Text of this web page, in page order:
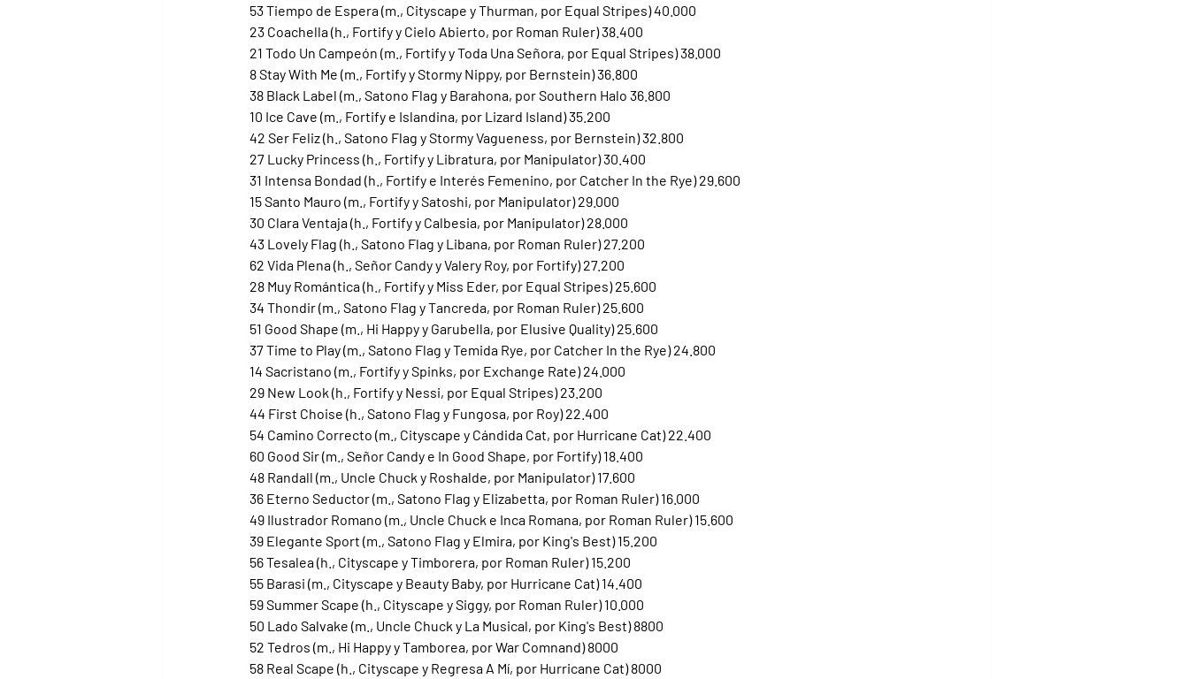
53 Tiempo de Espera (m., Cityscape y Thurman, por Equal Stripes) 40.000
23 Coachella (h., Fortify y Cielo Abierto, por Roman Ruler) 38.400
21 Todo Un Campeón (m., Fortify y Toda Una Señora, por Equal Stripes) 38.000
8 Stay With Me (m., Fortify y Stormy Nippy, por Bernstein) 36.800
38 Black Label (m., Satono Flag y Barahona, por Southern Halo 36.800
10 Ice Cave (m., Fortify e Islandina, por Lizard Island) 35.200
42 Ser Feliz (h., Satono Flag y Stormy Vagueness, por Bernstein) 32.800
27 Lucky Princess (h., Fortify y Libratura, por Manipulator) 30.400
31 Intensa Bondad (h., Fortify e Interés Femenino, por Catcher In the Rye) 29.600
15 Santo Mauro (m., Fortify y Satoshi, por Manipulator) 29.000
30 Clara Ventaja (h., Fortify y Calbesia, por Manipulator) 28.000
43 Lovely Flag (h., Satono Flag y Libana, por Roman Ruler) 27.200
62 Vida Plena (h., Señor Candy y Valery Roy, por Fortify) 27.200
28 Muy Romántica (h., Fortify y Miss Eder, por Equal Stripes) 25.600
34 Thondir (m., Satono Flag y Tancreda, por Roman Ruler) 25.600
51 Good Shape (m., Hi Happy y Garubella, por Elusive Quality) 25.600
37 Time to Play (m., Satono Flag y Temida Rye, por Catcher In the Rye) 24.800
14 Sacristano (m., Fortify y Spinks, por Exchange Rate) 24.000
29 New Look (h., Fortify y Nessi, por Equal Stripes) 23.200
44 First Choise (h., Satono Flag y Fungosa, por Roy) 22.400
54 Camino Correcto (m., Cityscape y Cándida Cat, por Hurricane Cat) 22.400
60 Good Sir (m., Señor Candy e In Good Shape, por Fortify) 18.400
48 Randall (m., Uncle Chuck y Roshalde, por Manipulator) 17.600
36 Eterno Seductor (m., Satono Flag y Elizabetta, por Roman Ruler) 16.000
49 Ilustrador Romano (m., Uncle Chuck e Inca Romana, por Roman Ruler) 15.600
39 Elegante Sport (m., Satono Flag y Elmira, por King's Best) 15.200
56 Tesalea (h., Cityscape y Timborera, por Roman Ruler) 15.200
55 Barasi (m., Cityscape y Beauty Baby, por Hurricane Cat) 14.400
59 Summer Scape (h., Cityscape y Siggy, por Roman Ruler) 10.000
50 Lado Salvake (m., Uncle Chuck y La Musical, por King's Best) 8800
52 Tedros (m., Hi Happy y Tamborea, por War Comnand) 8000
58 Real Scape (h., Cityscape y Regresa A Mí, por Hurricane Cat) 8000